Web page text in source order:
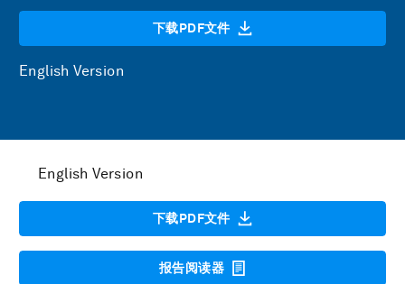
下载PDF文件
English Version
English Version
下载PDF文件
报告阅读器